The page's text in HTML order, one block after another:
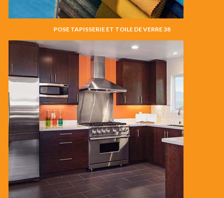
POSE TAPISSERIE ET TOILE DE VERRE 38